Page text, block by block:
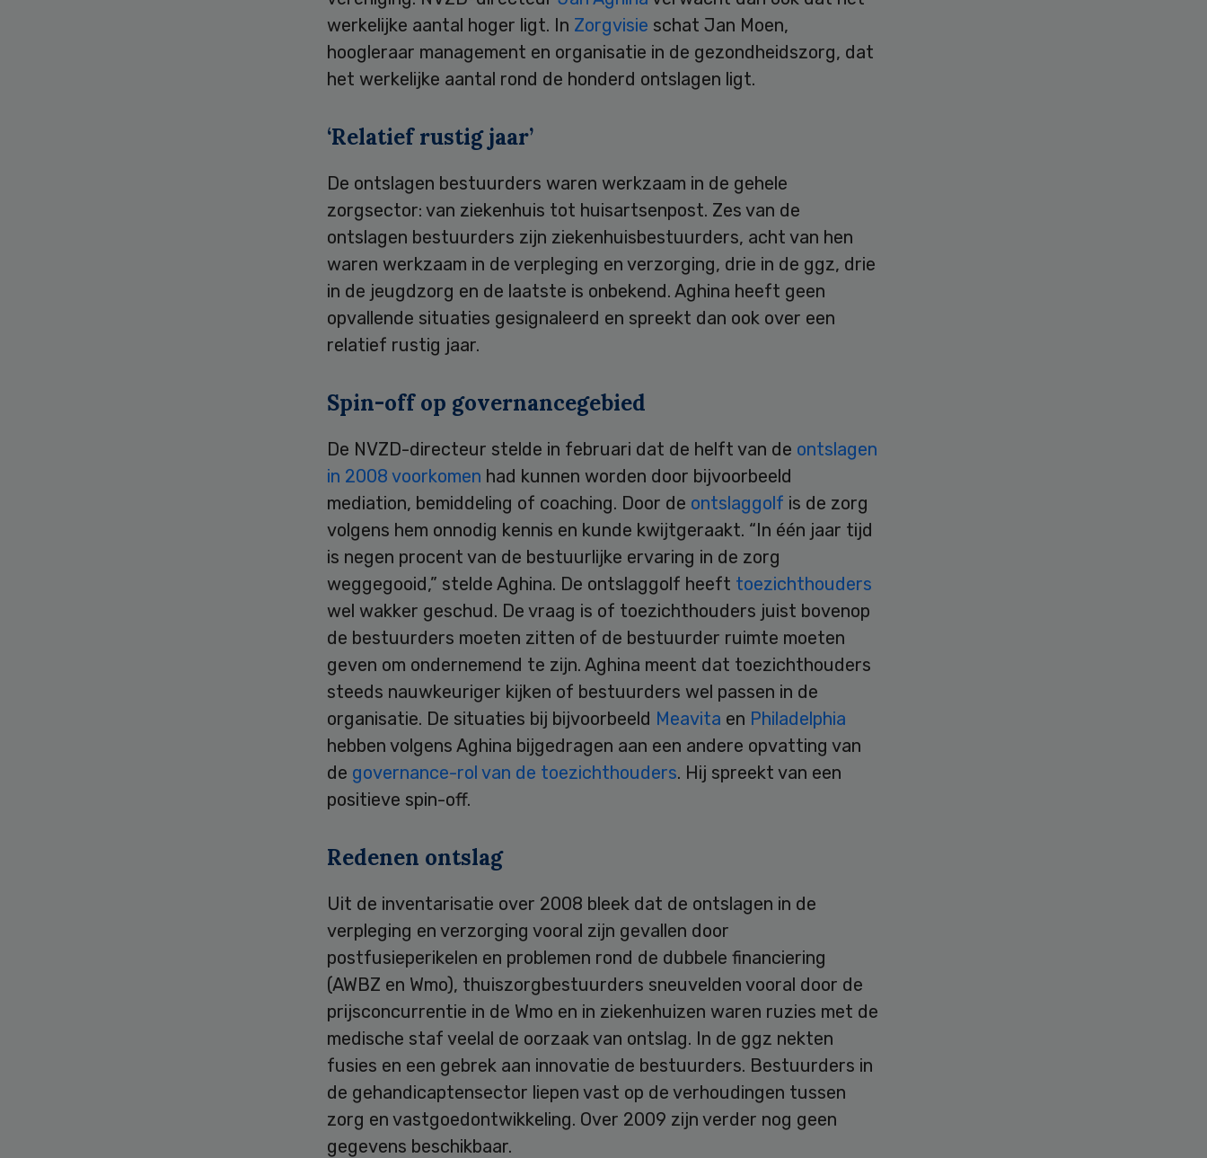
werkelijke aantal hoger ligt. In Zorgvisie schat Jan Moen,
hoogleraar management en organisatie in de gezondheidszorg, dat
het werkelijke aantal rond de honderd ontslagen ligt.
‘Relatief rustig jaar’
De ontslagen bestuurders waren werkzaam in de gehele
zorgsector: van ziekenhuis tot huisartsenpost. Zes van de
ontslagen bestuurders zijn ziekenhuisbestuurders, acht van hen
waren werkzaam in de verpleging en verzorging, drie in de ggz, drie
in de jeugdzorg en de laatste is onbekend. Aghina heeft geen
opvallende situaties gesignaleerd en spreekt dan ook over een
relatief rustig jaar.
Spin-off op governancegebied
De NVZD-directeur stelde in februari dat de helft van de ontslagen
in 2008 voorkomen had kunnen worden door bijvoorbeeld
mediation, bemiddeling of coaching. Door de ontslaggolf is de zorg
volgens hem onnodig kennis en kunde kwijtgeraakt. “In één jaar tijd
is negen procent van de bestuurlijke ervaring in de zorg
weggegooid,” stelde Aghina. De ontslaggolf heeft toezichthouders
wel wakker geschud. De vraag is of toezichthouders juist bovenop
de bestuurders moeten zitten of de bestuurder ruimte moeten
geven om ondernemend te zijn. Aghina meent dat toezichthouders
steeds nauwkeuriger kijken of bestuurders wel passen in de
organisatie. De situaties bij bijvoorbeeld Meavita en Philadelphia
hebben volgens Aghina bijgedragen aan een andere opvatting van
de governance-rol van de toezichthouders. Hij spreekt van een
positieve spin-off.
Redenen ontslag
Uit de inventarisatie over 2008 bleek dat de ontslagen in de
verpleging en verzorging vooral zijn gevallen door
postfusieperikelen en problemen rond de dubbele financiering
(AWBZ en Wmo), thuiszorgbestuurders sneuvelden vooral door de
prijsconcurrentie in de Wmo en in ziekenhuizen waren ruzies met de
medische staf veelal de oorzaak van ontslag. In de ggz nekten
fusies en een gebrek aan innovatie de bestuurders. Bestuurders in
de gehandicaptensector liepen vast op de verhoudingen tussen
zorg en vastgoedontwikkeling. Over 2009 zijn verder nog geen
gegevens beschikbaar.